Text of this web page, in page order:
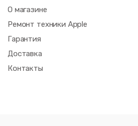
О магазине
Ремонт техники Apple
Гарантия
Доставка
Контакты